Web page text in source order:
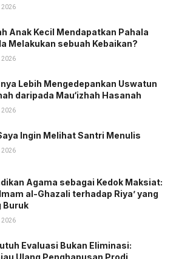
2026
Anak Kecil Mendapatkan Pahala
Melakukan sebuah Kebaikan?
2026
Lebih Mengedepankan Uswatun
daripada Mau‘izhah Hasanah
2026
Ingin Melihat Santri Menulis
2026
Agama sebagai Kedok Maksiat:
al-Ghazali terhadap Riya’ yang
Buruk
2026
Evaluasi Bukan Eliminasi:
Ulang Penghapusan Prodi